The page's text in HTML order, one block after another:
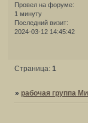
Провел на форуме:
1 минуту
Последний визит:
2024-03-12 14:45:42
Страница: 1
» рабочая группа